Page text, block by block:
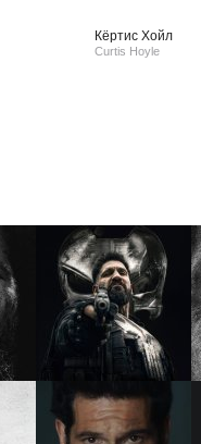
Кёртис Хойл
Curtis Hoyle